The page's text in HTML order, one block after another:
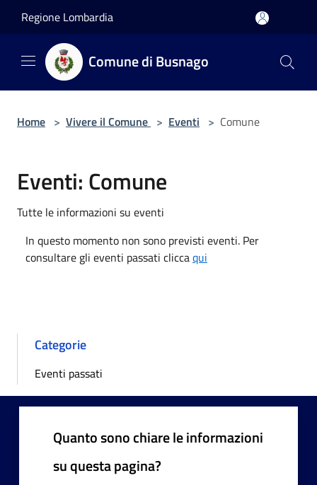
Regione Lombardia
Comune di Busnago
Home > Vivere il Comune > Eventi > Comune
Eventi: Comune
Tutte le informazioni su eventi
In questo momento non sono previsti eventi. Per
consultare gli eventi passati cliccaqui
Categorie
Eventi passati
Quanto sono chiare le informazioni
su questa pagina?